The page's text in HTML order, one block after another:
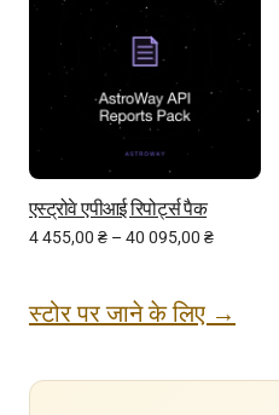
एस्ट्रोवे एपीआई रिपोर्ट्स पैक
4 455,00 ₴ – 40 095,00 ₴
स्टोर पर जाने के लिए →